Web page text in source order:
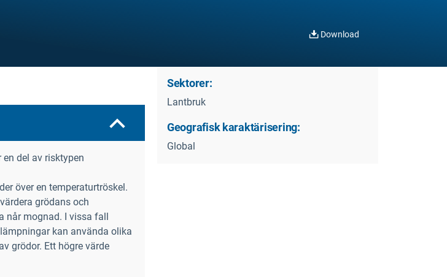
Download
en del av risktypen
över en temperaturtröskel.
grödans och
mognad. I vissa fall
kan använda olika
grödor. Ett högre värde
Sektorer:
Lantbruk
Geografisk karaktärisering:
Global